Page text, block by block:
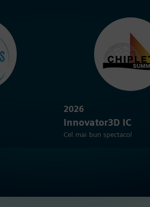
2026
Innovator3D IC
Cel mai bun spectacol